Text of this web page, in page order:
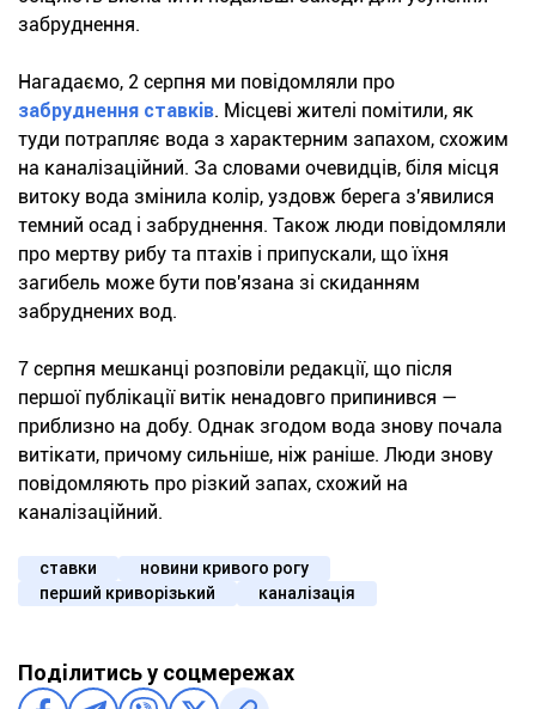
забруднення.
Нагадаємо, 2 серпня ми повідомляли про
забруднення ставків. Місцеві жителі помітили, як
туди потрапляє вода з характерним запахом, схожим
на каналізаційний. За словами очевидців, біля місця
витоку вода змінила колір, уздовж берега з'явилися
темний осад і забруднення. Також люди повідомляли
про мертву рибу та птахів і припускали, що їхня
загибель може бути пов'язана зі скиданням
забруднених вод.
7 серпня мешканці розповіли редакції, що після
першої публікації витік ненадовго припинився —
приблизно на добу. Однак згодом вода знову почала
витікати, причому сильніше, ніж раніше. Люди знову
повідомляють про різкий запах, схожий на
каналізаційний.
ставки
новини кривого рогу
перший криворізький
каналізація
Поділитись у соцмережах